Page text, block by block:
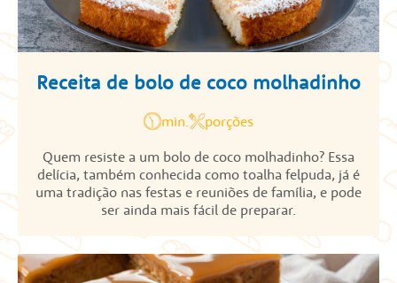
Receita de bolo de coco molhadinho
min.
porções
Quem resiste a um bolo de coco molhadinho? Essa
delícia, também conhecida como toalha felpuda, já é
uma tradição nas festas e reuniões de família, e pode
ser ainda mais fácil de preparar.